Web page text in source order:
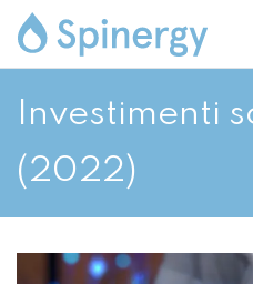
Investimenti
(2022)